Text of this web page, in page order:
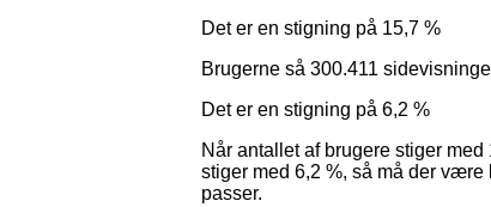
Det er en stigning på 15,7 %
Brugerne så 300.411
Det er en stigning på 6,2 %
Når antallet af brugere stiger
stiger med 6,2 %, så må der
passer.